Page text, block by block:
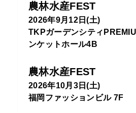
農林水産FEST
2026年9月12日(土)
TKPガーデンシティ
ンケットホール4B
農林水産FEST
2026年10月3日(土)
福岡ファッションビル 7F